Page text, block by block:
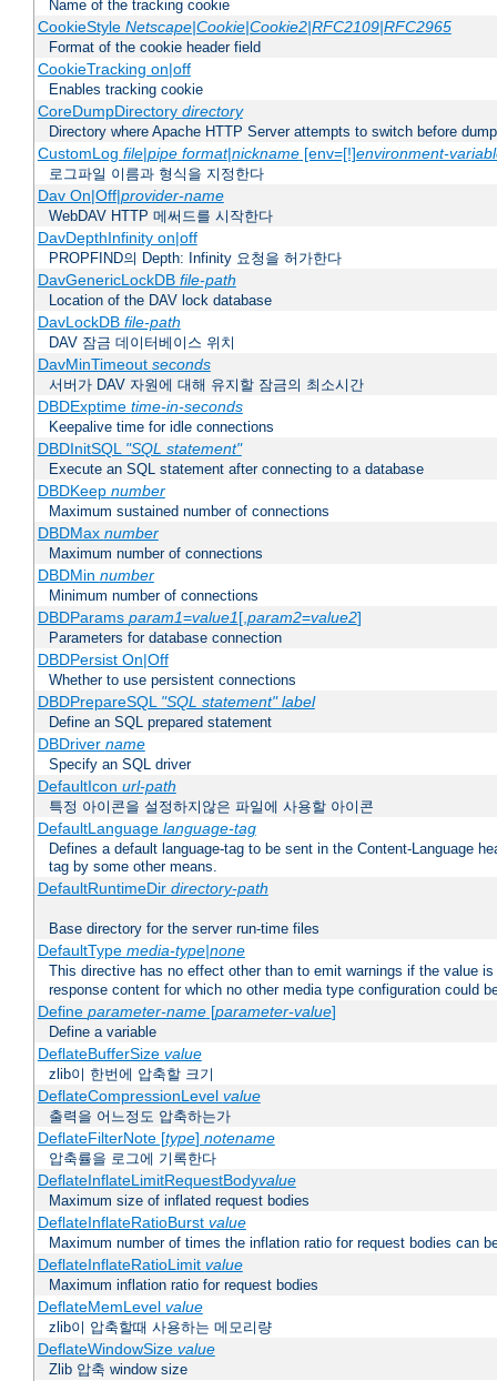
Name of the tracking cookie
CookieStyle Netscape|Cookie|Cookie2|RFC2109|RFC2965
Format of the cookie header field
CookieTracking on|off
Enables tracking cookie
CoreDumpDirectory directory
Directory where Apache HTTP Server attempts to switch before
CustomLog file|pipe format|nickname[env=[!]environment-
로그파일 이름과 형식을 지정한다
Dav On|Off|provider-name
WebDAV HTTP 메써드를 시작한다
DavDepthInfinity on|off
PROPFIND의 Depth: Infinity 요청을 허가한다
DavGenericLockDB file-path
Location of the DAV lock database
DavLockDB file-path
DAV 잠금 데이터베이스 위치
DavMinTimeout seconds
서버가 DAV 자원에 대해 유지할 잠금의 최소시간
DBDExptime time-in-seconds
Keepalive time for idle connections
DBDInitSQL "SQL statement"
Execute an SQL statement after connecting to a database
DBDKeep number
Maximum sustained number of connections
DBDMax number
Maximum number of connections
DBDMin number
Minimum number of connections
DBDParams param1=value1[,param2=value2]
Parameters for database connection
DBDPersist On|Off
Whether to use persistent connections
DBDPrepareSQL "SQL statement" label
Define an SQL prepared statement
DBDriver name
Specify an SQL driver
DefaultIcon url-path
특정 아이콘을 설정하지않은 파일에 사용할 아이콘
DefaultLanguage language-tag
Defines a default language-tag to be sent in the Content-Language
tag by some other means.
DefaultRuntimeDir directory-path
Base directory for the server run-time files
DefaultType media-type|none
This directive has no effect other than to emit warnings if the value
response content for which no other media type configuration could
Define parameter-name[parameter-value]
Define a variable
DeflateBufferSize value
zlib이 한번에 압축할 크기
DeflateCompressionLevel value
출력을 어느정도 압축하는가
DeflateFilterNote [type] notename
압축률을 로그에 기록한다
DeflateInflateLimitRequestBodyvalue
Maximum size of inflated request bodies
DeflateInflateRatioBurst value
Maximum number of times the inflation ratio for request bodies can
DeflateInflateRatioLimit value
Maximum inflation ratio for request bodies
DeflateMemLevel value
zlib이 압축할때 사용하는 메모리량
DeflateWindowSize value
Zlib 압축 window size